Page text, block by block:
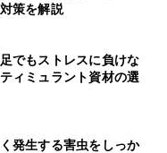
策を解説
でもストレスに負けな
ィミュラント資材の選
発生する害虫をしっか